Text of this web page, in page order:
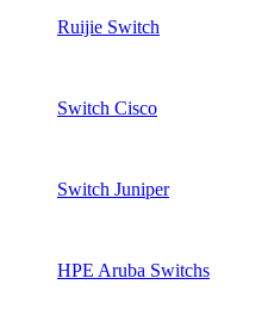
Ruijie Switch
Switch Cisco
Switch Juniper
HPE Aruba Switchs